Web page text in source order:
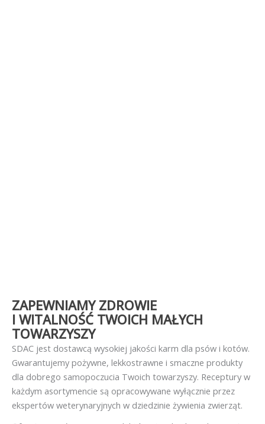
ZAPEWNIAMY ZDROWIE
I WITALNOŚĆ TWOICH MAŁYCH
TOWARZYSZY
SDAC jest dostawcą wysokiej jakości karm dla psów i kotów.
Gwarantujemy pożywne, lekkostrawne i smaczne produkty
dla dobrego samopoczucia Twoich towarzyszy. Receptury w
każdym asortymencie są opracowywane wyłącznie przez
ekspertów weterynaryjnych w dziedzinie żywienia zwierząt.